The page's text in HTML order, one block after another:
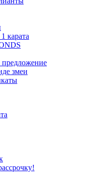
карата
предложение
змеи